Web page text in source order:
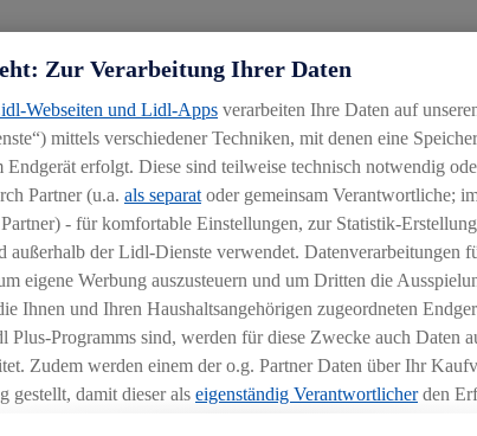
deiner Filiale
Zur Verarbeitung Ihrer Daten
Webseiten und Lidl-Apps verarbeiten Ihre Daten auf
mittels verschiedener Techniken, mit denen eine
erfolgt. Diese sind teilweise technisch notwendig
Partner (u.a. als separat oder gemeinsam Verantwortliche;
Partner) - für komfortable Einstellungen, zur Statistik-
außerhalb der Lidl-Dienste verwendet. Datenverarbeitungen
eigene Werbung auszusteuern und um Dritten die
Ihnen und Ihren Haushaltsangehörigen zugeordneten
Plus-Programms sind, werden für diese Zwecke auch Daten
Zudem werden einem der o.g. Partner Daten über Ihr
gestellt, damit dieser als eigenständig Verantwortlicherden